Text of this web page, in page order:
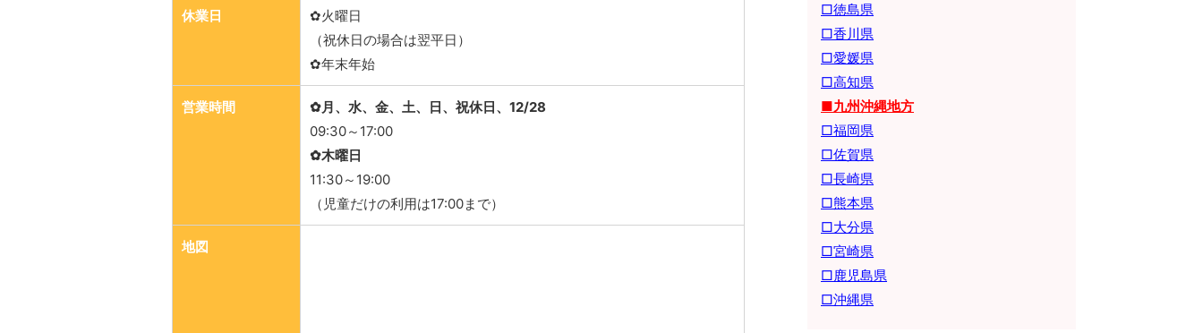
休業日
✿火曜日
（祝休日の場合は翌平日）
✿年末年始
営業時間
✿月、水、金、土、日、祝休日、12/28
09:30～17:00
✿木曜日
11:30～19:00
（児童だけの利用は17:00まで）
地図
□徳島県
□香川県
□愛媛県
□高知県
■九州沖縄地方
□福岡県
□佐賀県
□長崎県
□熊本県
□大分県
□宮崎県
□鹿児島県
□沖縄県